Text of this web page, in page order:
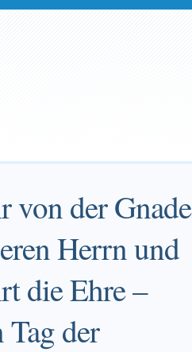
von der Gnade
Herrn und
die Ehre –
der